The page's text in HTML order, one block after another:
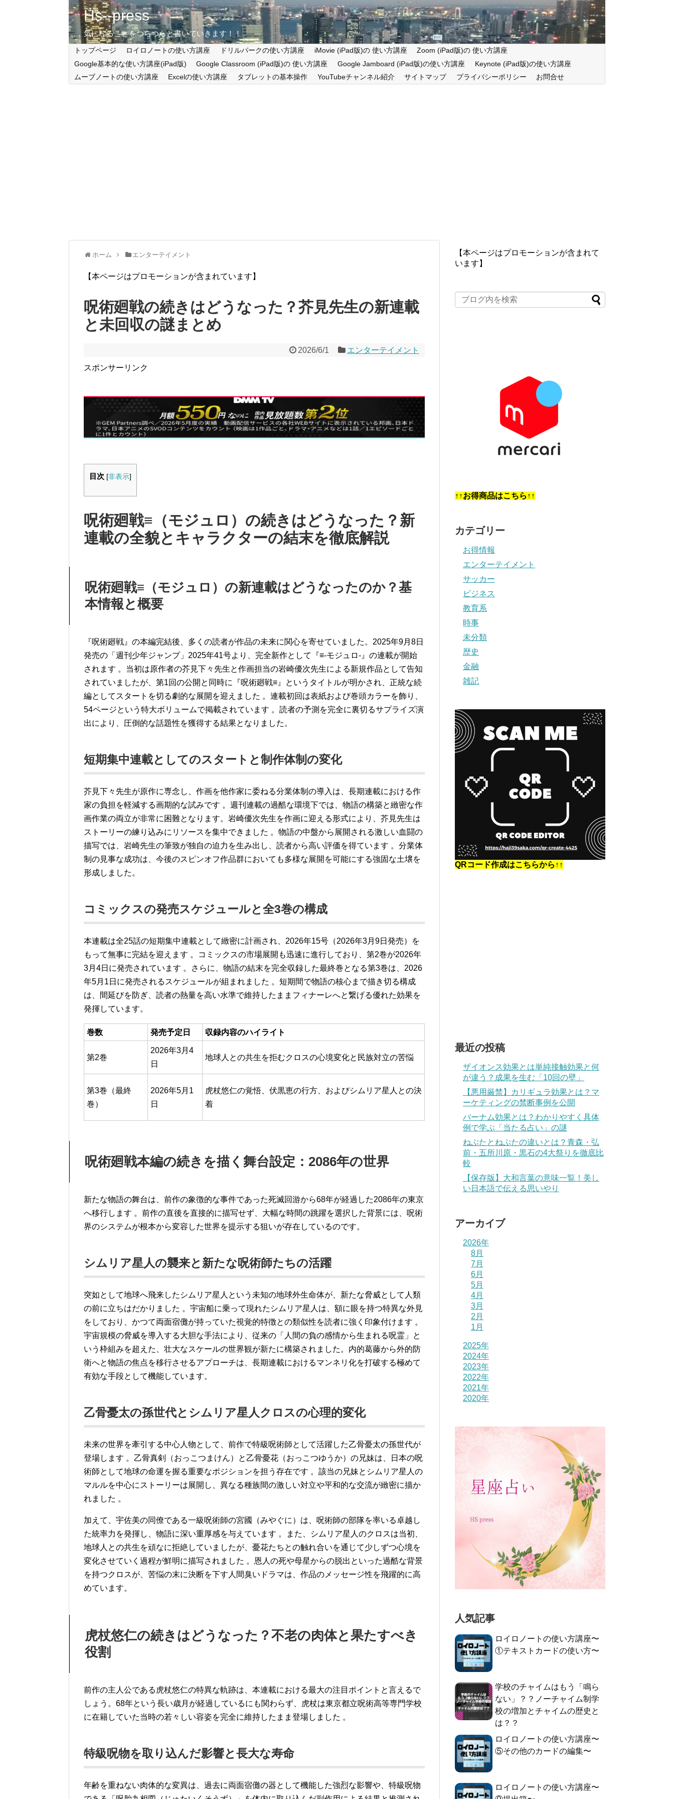
Hs--press
気になることをつらつらと書いていきます！！
トップページ ロイロノートの使い方講座 ドリルパークの使い方講座 iMovie (iPad版)の 使い方講座
Zoom (iPad版)の 使い方講座
Google基本的な使い方講座(iPad版)
Google Classroom (iPad版)の 使い方講座 Google Jamboard (iPad版)の使い方講座
Keynote (iPad版)の使い方講座
ムーブノートの使い方講座
Excelの使い方講座 タブレットの基本操作 YouTubeチャンネル紹介 サイトマップ プライバシーポリシー お問合せ
ホーム エンターテイメント
【本ページはプロモーションが含まれています】
呪術廻戦の続きはどうなった？芥見先生の新連載
と未回収の謎まとめ
2026/6/1 エンターテイメント
スポンサーリンク
目次 [非表示]
呪術廻戦≡（モジュロ）の続きはどうなった？新
連載の全貌とキャラクターの結末を徹底解説
呪術廻戦≡（モジュロ）の新連載はどうなったのか？基
本情報と概要
『呪術廻戦』の本編完結後、多くの読者が作品の未来に関心を寄せていました。2025年9月8日
発売の「週刊少年ジャンプ」2025年41号より、完全新作として『≡-モジュロ-』の連載が開始
されます 。当初は原作者の芥見下々先生と作画担当の岩崎優次先生による新規作品として告知
されていましたが、第1回の公開と同時に『呪術廻戦≡』というタイトルが明かされ、正統な続
編としてスタートを切る劇的な展開を迎えました 。連載初回は表紙および巻頭カラーを飾り、
54ページという特大ボリュームで掲載されています 。読者の予測を完全に裏切るサプライズ演
出により、圧倒的な話題性を獲得する結果となりました。
短期集中連載としてのスタートと制作体制の変化
芥見下々先生が原作に専念し、作画を他作家に委ねる分業体制の導入は、長期連載における作
家の負担を軽減する画期的な試みです 。週刊連載の過酷な環境下では、物語の構築と緻密な作
画作業の両立が非常に困難となります。岩崎優次先生を作画に迎える形式により、芥見先生は
ストーリーの練り込みにリソースを集中できました 。物語の中盤から展開される激しい血闘の
描写では、岩崎先生の筆致が独自の迫力を生み出し、読者から高い評価を得ています 。分業体
制の見事な成功は、今後のスピンオフ作品群においても多様な展開を可能にする強固な土壌を
形成しました。
コミックスの発売スケジュールと全3巻の構成
本連載は全25話の短期集中連載として緻密に計画され、2026年15号（2026年3月9日発売）を
もって無事に完結を迎えます 。コミックスの市場展開も迅速に進行しており、第2巻が2026年
3月4日に発売されています 。さらに、物語の結末を完全収録した最終巻となる第3巻は、2026
年5月1日に発売されるスケジュールが組まれました 。短期間で物語の核心まで描き切る構成
は、間延びを防ぎ、読者の熱量を高い水準で維持したままフィナーレへと繋げる優れた効果を
発揮しています。
巻数 発売予定日 収録内容のハイライト
第2巻
2026年3月4
日
地球人との共生を拒むクロスの心境変化と民族対立の苦悩
第3巻（最終
巻）
2026年5月1
日
虎杖悠仁の覚悟、伏黒恵の行方、およびシムリア星人との決
着
呪術廻戦本編の続きを描く舞台設定：2086年の世界
新たな物語の舞台は、前作の象徴的な事件であった死滅回游から68年が経過した2086年の東京
へ移行します 。前作の直後を直接的に描写せず、大幅な時間の跳躍を選択した背景には、呪術
界のシステムが根本から変容した世界を提示する狙いが存在しているのです。
シムリア星人の襲来と新たな呪術師たちの活躍
突如として地球へ飛来したシムリア星人という未知の地球外生命体が、新たな脅威として人類
の前に立ちはだかりました 。宇宙船に乗って現れたシムリア星人は、額に眼を持つ特異な外見
をしており、かつて両面宿儺が持っていた視覚的特徴との類似性を読者に強く印象付けます 。
宇宙規模の脅威を導入する大胆な手法により、従来の「人間の負の感情から生まれる呪霊」と
いう枠組みを超えた、壮大なスケールの世界観が新たに構築されました。内的葛藤から外的防
衛へと物語の焦点を移行させるアプローチは、長期連載におけるマンネリ化を打破する極めて
有効な手段として機能しています。
乙骨憂太の孫世代とシムリア星人クロスの心理的変化
未来の世界を牽引する中心人物として、前作で特級呪術師として活躍した乙骨憂太の孫世代が
登場します 。乙骨真剣（おっこつまけん）と乙骨憂花（おっこつゆうか）の兄妹は、日本の呪
術師として地球の命運を握る重要なポジションを担う存在です 。該当の兄妹とシムリア星人の
マルルを中心にストーリーは展開し、異なる種族間の激しい対立や平和的な交流が緻密に描か
れました 。
加えて、宇佐美の同僚である一級呪術師の宮國（みやぐに）は、呪術師の部隊を率いる卓越し
た統率力を発揮し、物語に深い重厚感を与えています 。また、シムリア星人のクロスは当初、
地球人との共生を頑なに拒絶していましたが、憂花たちとの触れ合いを通じて少しずつ心境を
変化させていく過程が鮮明に描写されました 。恩人の死や母星からの脱出といった過酷な背景
を持つクロスが、苦悩の末に決断を下す人間臭いドラマは、作品のメッセージ性を飛躍的に高
めています。
虎杖悠仁の続きはどうなった？不老の肉体と果たすべき
役割
前作の主人公である虎杖悠仁の特異な軌跡は、本連載における最大の注目ポイントと言えるで
しょう。68年という長い歳月が経過しているにも関わらず、虎杖は東京都立呪術高等専門学校
に在籍していた当時の若々しい容姿を完全に維持したまま登場しました 。
特級呪物を取り込んだ影響と長大な寿命
年齢を重ねない肉体的な変異は、過去に両面宿儺の器として機能した強烈な影響や、特級呪物
【本ページはプロモーションが含まれて
います】
↑↑お得商品はこちら↑↑
カテゴリー
お得情報
エンターテイメント
サッカー
ビジネス
教育系
時事
未分類
歴史
金融
雑記
QRコード作成はこちらから↑↑
最近の投稿
ザイオンス効果とは単純接触効果と何
が違う？成果を生む「10回の壁」
【悪用厳禁】カリギュラ効果とは？マ
ーケティングの禁断事例を公開
バーナム効果とは？わかりやすく具体
例で学ぶ「当たる占い」の謎
ねぶたとねぷたの違いとは？青森・弘
前・五所川原・黒石の4大祭りを徹底比
較
【保存版】大和言葉の意味一覧！美し
い日本語で伝える思いやり
アーカイブ
2026年
8月
7月
6月
5月
4月
3月
2月
1月
2025年
2024年
2023年
2022年
2021年
2020年
人気記事
ロイロノートの使い方講座〜
①テキストカードの使い方〜
学校のチャイムはもう「鳴ら
ない」？？ノーチャイム制学
校の増加とチャイムの歴史と
は？？
ロイロノートの使い方講座〜
⑤その他のカードの編集〜
ロイロノートの使い方講座〜